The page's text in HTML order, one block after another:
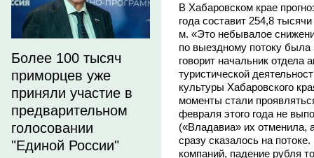
Более 100 тысяч
приморцев уже
приняли участие в
предварительном
голосовании
"Единой России"
В Хабаровском крае
года составит 254,8
м. «Это небывалое
по выездному потоку была
говорит начальник отдела
туристической
культуры Хабаровского
моменты стали
февраля этого года не
(«Владавиа» их отменила,
сразу сказалось на
компаний, падение рубля